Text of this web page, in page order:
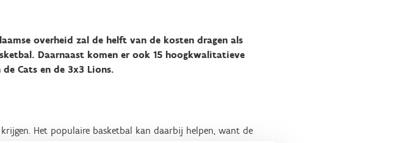
overheid zal de helft van de kosten dragen als
Daarnaast komen er ook 15 hoogkwalitatieve
Cats en de 3x3 Lions.
Het populaire basketbal kan daarbij helpen, want de